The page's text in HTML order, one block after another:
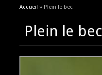
Vous êtes ici
Accueil » Plein le bec
Plein le bec